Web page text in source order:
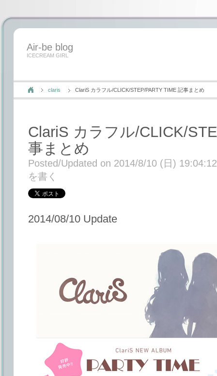
Air-be blog
ICECREAM GIRL
claris ClariS カラフル/CLICK/STEP/PARTY TIME 記事まとめ
ClariS カラフル/CLICK/
事まとめ
Posted/Updated on 2014/8/10 (日) 19:04:12
を書く
2014/08/10 Update